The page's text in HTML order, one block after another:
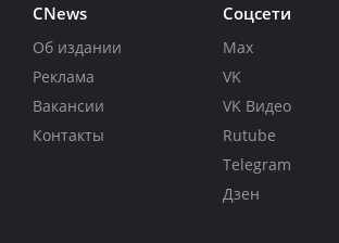
CNews
Об издании
Реклама
Вакансии
Контакты
Соцсети
Max
VK
VK Видео
Rutube
Telegram
Дзен